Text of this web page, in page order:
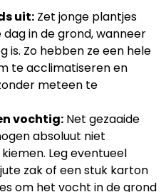
uit: Zet jonge plantjes
in de grond, wanneer
is. Zo hebben ze een hele
te acclimatiseren en
meteen te
vochtig: Net gezaaide
absoluut niet
Leg eventueel
zak of een stuk karton
om het vocht in de grond